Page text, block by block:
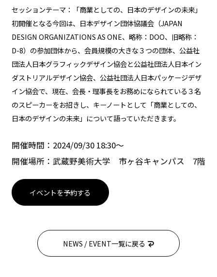
会員ページへ
セッションテーマ：「商業としての、日本のデザインの未来」
初開催となる今回は、日本デザイン団体協議会（JAPAN
DESIGN ORGANIZATIONS AS ONE、略称：DOO、旧略称：
D-8）の参加団体から、会員規模の大きな３つの団体、公益社
団法人日本グラフィックデザイン協会と公益社団法人日本イン
ダストリアルデザイン協会、公益社団法人日本パッケージデザ
イン協会で、現在、会長・理事長をお務めになられている３名
のスピーカーをお招きし、キーノートとして「商業としての、
日本のデザインの未来」について語っていただきます。
開催時間：2024/09/30 18:30〜
開催場所：武蔵野美術大学 市ヶ谷キャンパス 7階
イベントを予約する
NEWS / EVENT一覧に戻る